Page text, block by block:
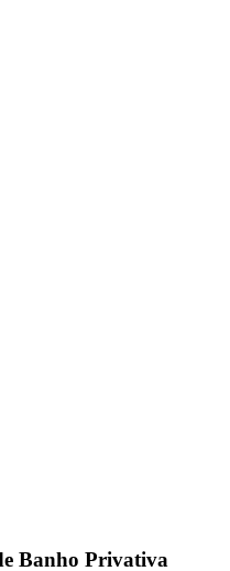
Banho Privativa